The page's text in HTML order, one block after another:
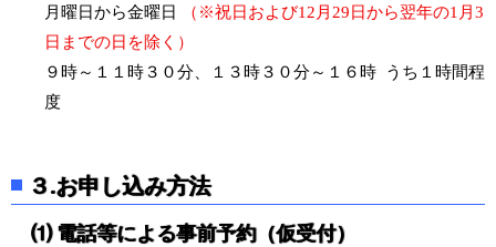
月曜日から金曜日
（※祝日および12月29日から翌年の1月3
日までの日を除く）
９時～１１時３０分、１３時３０分～１６時 うち１時間程
度
３.お申し込み方法
⑴ 電話等による事前予約（仮受付）